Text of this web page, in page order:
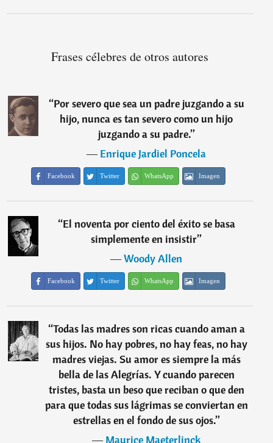
Frases célebres de otros autores
“Por severo que sea un padre juzgando a su
hijo, nunca es tan severo como un hijo
juzgando a su padre.”
―Enrique Jardiel Poncela
Facebook Twitter WhatsApp Imagen
“El noventa por ciento del éxito se basa
simplemente en insistir”
―Woody Allen
Facebook Twitter WhatsApp Imagen
“Todas las madres son ricas cuando aman a
sus hijos. No hay pobres, no hay feas, no hay
madres viejas. Su amor es siempre la más
bella de las Alegrías. Y cuando parecen
tristes, basta un beso que reciban o que den
para que todas sus lágrimas se conviertan en
estrellas en el fondo de sus ojos.”
―Maurice Maeterlinck